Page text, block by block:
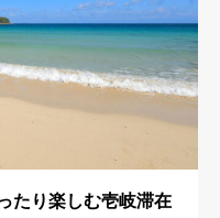
たり楽しむ壱岐滞在